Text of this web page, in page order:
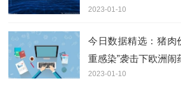
2023-01-10
今日数据精选：猪肉
重感染”袭击下欧洲闹
2023-01-10